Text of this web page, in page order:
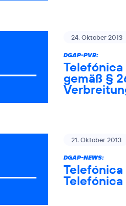
24. Oktober 2013
DGAP-PVR:
gemäß §
21. Oktober 2013
DGAP-NEWS: